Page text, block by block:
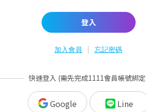
登入
加入會員 | 忘記密碼
快速登入 (需先完成1111會員帳號綁
Google Line